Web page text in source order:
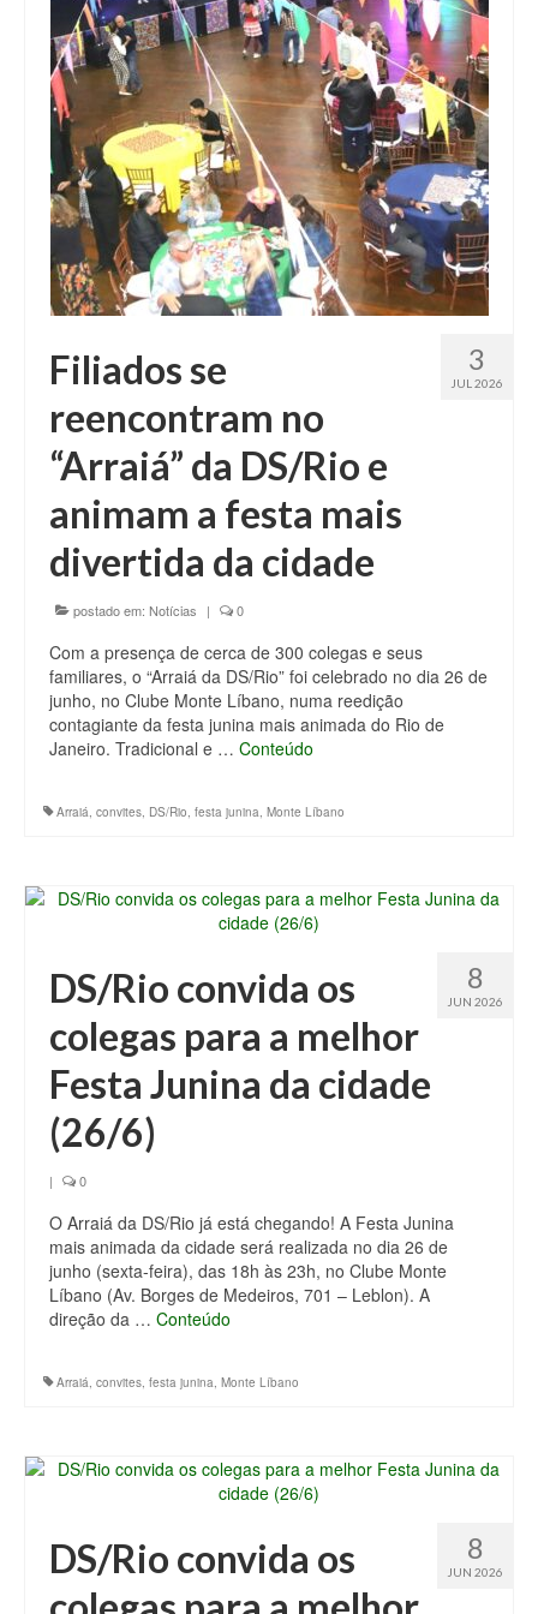
Fale conosco
3
JUL 2026
Filiados se
reencontram no
“Arraiá” da DS/Rio e
animam a festa mais
divertida da cidade
postado em: Notícias | 0
Com a presença de cerca de 300 colegas e seus
familiares, o “Arraiá da DS/Rio” foi celebrado no dia 26 de
junho, no Clube Monte Líbano, numa reedição
contagiante da festa junina mais animada do Rio de
Janeiro. Tradicional e … Conteúdo
Arraiá, convites, DS/Rio, festa junina, Monte Líbano
8
JUN 2026
DS/Rio convida os
colegas para a melhor
Festa Junina da cidade
(26/6)
| 0
O Arraiá da DS/Rio já está chegando! A Festa Junina
mais animada da cidade será realizada no dia 26 de
junho (sexta-feira), das 18h às 23h, no Clube Monte
Líbano (Av. Borges de Medeiros, 701 – Leblon). A
direção da … Conteúdo
Arraiá, convites, festa junina, Monte Líbano
8
JUN 2026
DS/Rio convida os